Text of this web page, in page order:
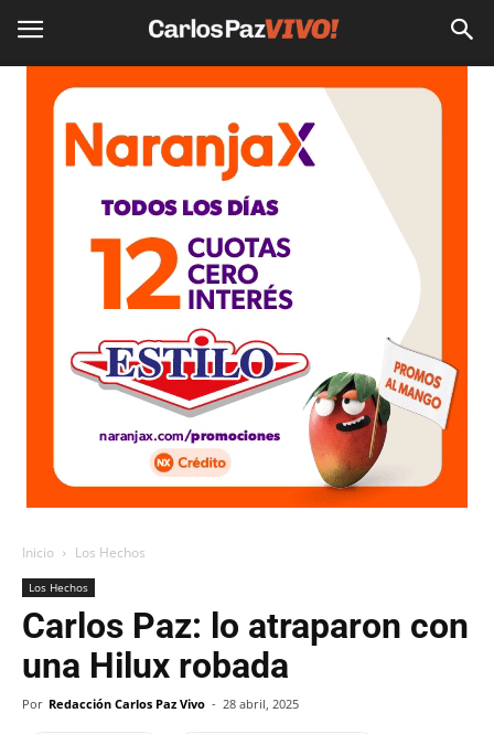
Inicio Los Hechos
Los Hechos
Carlos Paz: lo atraparon con
una Hilux robada
Por Redacción Carlos Paz Vivo - 28 abril, 2025